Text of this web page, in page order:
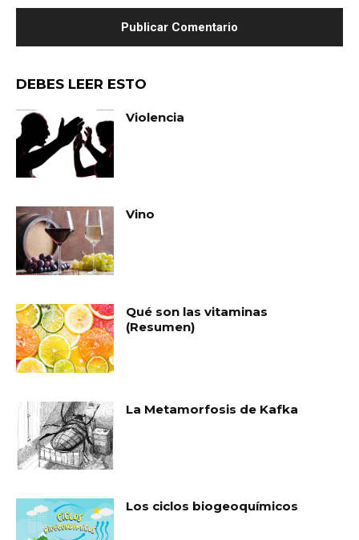
DEBES LEER ESTO
Violencia
Vino
Qué son las vitaminas
(Resumen)
La Metamorfosis de Kafka
Los ciclos biogeoquímicos